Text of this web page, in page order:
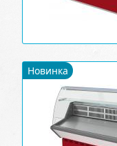
Новинка